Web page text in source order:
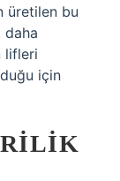
üretilen bu
daha
lifleri
için